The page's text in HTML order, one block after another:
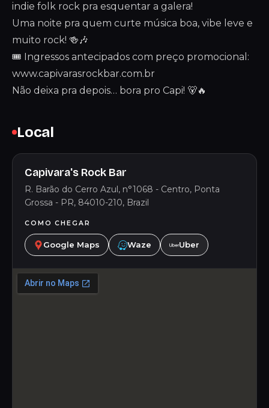
indie folk rock pra esquentar a galera!
Uma noite pra quem curte música boa, vibe leve e
muito rock! 🍻🎶
🎟️ Ingressos antecipados com preço promocional:
www.capivarasrockbar.com.br
Não deixa pra depois… bora pro Capi! 🐻🔥
Local
Capivara's Rock Bar
R. Barão do Cerro Azul, n°1068 - Centro, Ponta
Grossa - PR, 84010-210, Brazil
COMO CHEGAR
Google Maps Waze Uber